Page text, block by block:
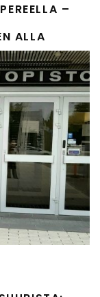
–
ALLA